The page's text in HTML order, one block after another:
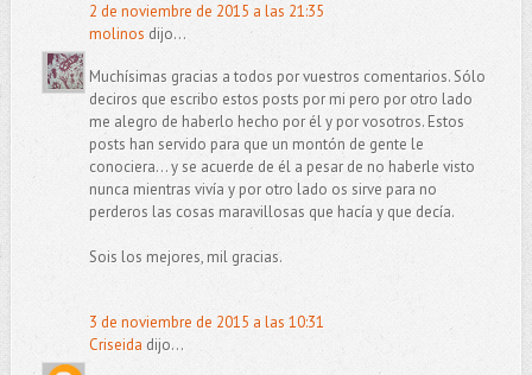
2 de noviembre de 2015 a las 21:35
molinos dijo...
Muchísimas gracias a todos por vuestros comentarios. Sólo
deciros que escribo estos posts por mi pero por otro lado
me alegro de haberlo hecho por él y por vosotros. Estos
posts han servido para que un montón de gente le
conociera... y se acuerde de él a pesar de no haberle visto
nunca mientras vivía y por otro lado os sirve para no
perderos las cosas maravillosas que hacía y que decía.
Sois los mejores, mil gracias.
3 de noviembre de 2015 a las 10:31
Criseida dijo...